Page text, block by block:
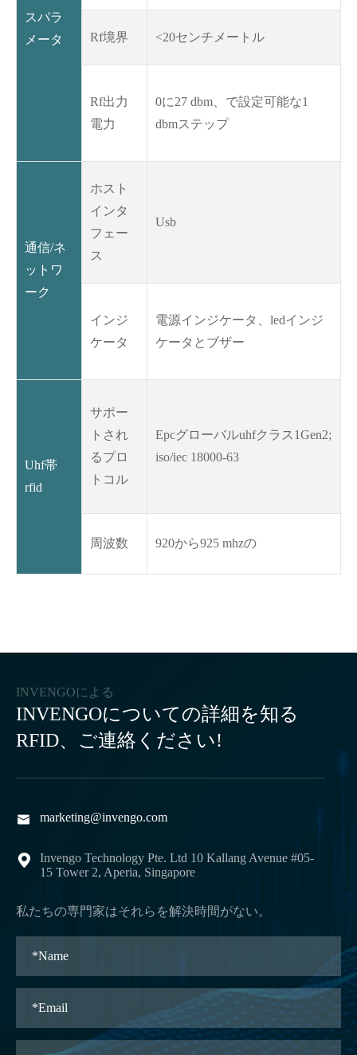
スパラ
メータ
Rf境界 <20センチメートル
Rf出力
電力
0に27 dbm、で設定可能な1
dbmステップ
通信/ネ
ットワ
ーク
ホスト
インタ
フェー
ス
Usb
インジ
ケータ
電源インジケータ、ledインジ
ケータとブザー
Uhf帯
rfid
サポー
トされ
るプロ
トコル
Epcグローバルuhfクラス1Gen2;
iso/iec 18000-63
周波数 920から925 mhzの
INVENGOによる
INVENGOについての詳細を知る
RFID、ご連絡ください!
 marketing@invengo.com

Invengo Technology Pte. Ltd 10 Kallang Avenue #05-
15 Tower 2, Aperia, Singapore
私たちの専門家はそれらを解決時間がない。